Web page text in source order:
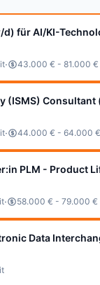
für AI/KI-
· 43.000 € - 81.000 €
(ISMS) Consultant
· 44.000 € - 64.000 €
PLM - Product
· 58.000 € - 79.000 €
Data